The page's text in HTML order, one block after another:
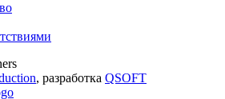
, разработка QSOFT